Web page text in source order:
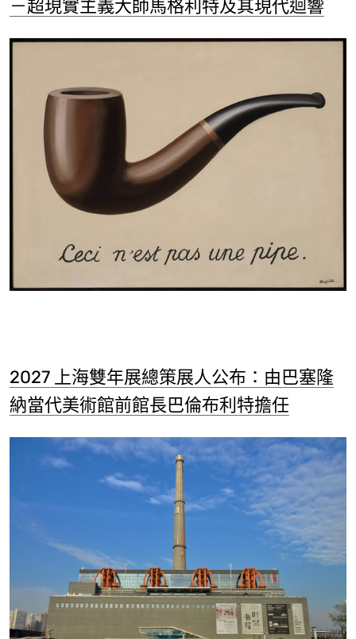
－超現實主義大師馬格利特及其現代迴響
2027 上海雙年展總策展人公布：由巴塞隆
納當代美術館前館長巴倫布利特擔任